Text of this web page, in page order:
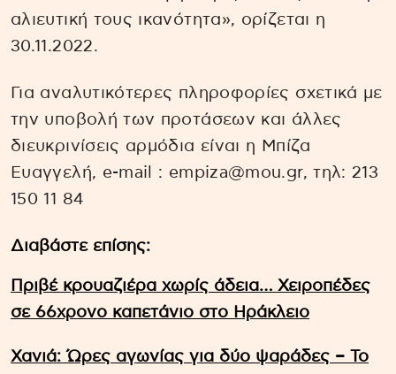
αλιευτική τους ικανότητα», ορίζεται η
30.11.2022.
Για αναλυτικότερες πληροφορίες σχετικά με
την υποβολή των προτάσεων και άλλες
διευκρινίσεις αρμόδια είναι η Μπίζα
Ευαγγελή, e-mail : empiza@mou.gr, τηλ: 213
150 11 84
Διαβάστε επίσης:
Πριβέ κρουαζιέρα χωρίς άδεια… Χειροπέδες
σε 66χρονο καπετάνιο στο Ηράκλειο
Χανιά: Ώρες αγωνίας για δύο ψαράδες – Το